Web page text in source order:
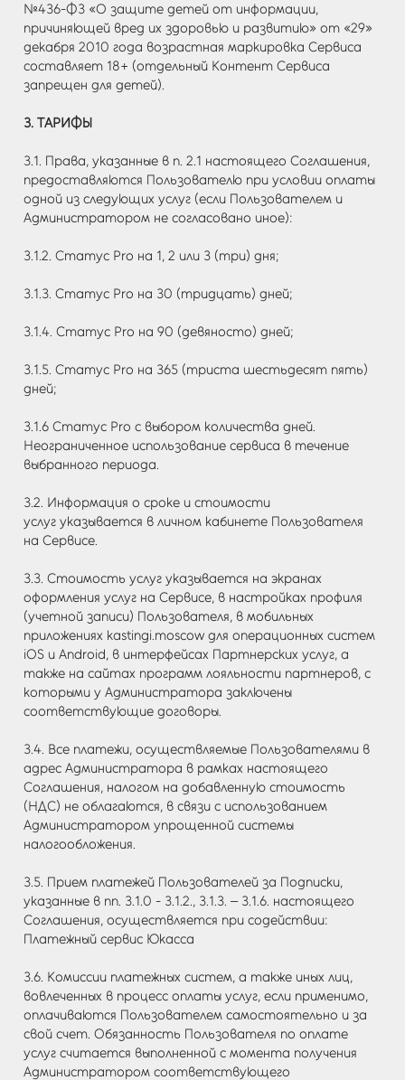
№436-ФЗ «О защите детей от информации,
причиняющей вред их здоровью и развитию» от «29»
декабря 2010 года возрастная маркировка Сервиса
составляет 18+ (отдельный Контент Сервиса
запрещен для детей).
3. ТАРИФЫ
3.1. Права, указанные в п. 2.1 настоящего Соглашения,
предоставляются Пользователю при условии оплаты
одной из следующих услуг (если Пользователем и
Администратором не согласовано иное):
3.1.2. Статус Pro на 1, 2 или 3 (три) дня;
3.1.3. Статус Pro на 30 (тридцать) дней;
3.1.4. Статус Pro на 90 (девяносто) дней;
3.1.5. Статус Pro на 365 (триста шестьдесят пять)
дней;
3.1.6 Статус Pro с выбором количества дней.
Неограниченное использование сервиса в течение
выбранного периода.
3.2. Информация о сроке и стоимости
услуг указывается в личном кабинете Пользователя
на Сервисе.
3.3. Стоимость услуг указывается на экранах
оформления услуг на Сервисе, в настройках профиля
(учетной записи) Пользователя, в мобильных
приложениях kastingi.moscow для операционных систем
iOS и Android, в интерфейсах Партнерских услуг, а
также на сайтах программ лояльности партнеров, с
которыми у Администратора заключены
соответствующие договоры.
3.4. Все платежи, осуществляемые Пользователями в
адрес Администратора в рамках настоящего
Соглашения, налогом на добавленную стоимость
(НДС) не облагаются, в связи с использованием
Администратором упрощенной системы
налогообложения.
3.5. Прием платежей Пользователей за Подписки,
указанные в пп. 3.1.0 - 3.1.2., 3.1.3. – 3.1.6. настоящего
Соглашения, осуществляется при содействии:
Платежный сервис Юкасса
3.6. Комиссии платежных систем, а также иных лиц,
вовлеченных в процесс оплаты услуг, если применимо,
оплачиваются Пользователем самостоятельно и за
свой счет. Обязанность Пользователя по оплате
услуг считается выполненной с момента получения
Администратором соответствующего